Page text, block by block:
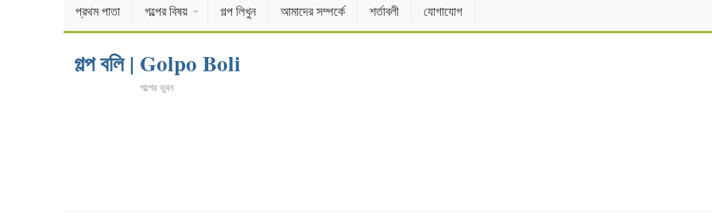
প্রথম পাতা গল্পের বিষয় গল্প লিখুন আমাদের সম্পর্কে শর্তাবলী যোগাযোগ
গল্প বলি | Golpo Boli
গল্পের ভুবন